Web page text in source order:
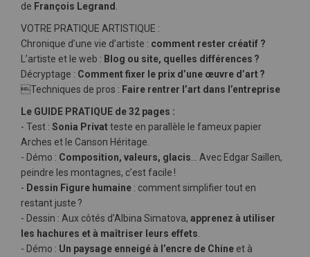
de François Legrand
VOTRE PRATIQUE ARTISTIQUE :
Chronique d’une vie d’artiste : comment rester créatif ?
L’artiste et le web : Blog ou site, quelles différences ?
Décryptage : Comment fixer le prix d’une œuvre d’art ?
Techniques de pros : Faire rentrer l’art dans l’entreprise
Le GUIDE PRATIQUE de 32 pages :
- Test : Sonia Privatteste en parallèle le fameux papier
Arches et le Canson Héritage.
- Démo : Composition, valeurs, glacis … Avec Edgar Saillen,
peindre les montagnes, c’est facile !
- Dessin Figure humaine : comment simplifier tout en
restant juste ?
- Dessin : Aux côtés d’Albina Simatova, apprenez à utiliser
les hachures et à maîtriser leurs effets
- Démo : Un paysage enneigé à l’encre de Chine et à